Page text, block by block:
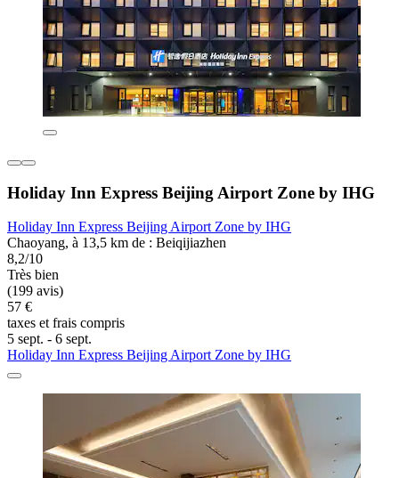
Holiday Inn Express Beijing Airport Zone by IHG
Holiday Inn Express Beijing Airport Zone by IHG
Chaoyang, à 13,5 km de : Beiqijiazhen
8,2/10
Très bien
(199 avis)
57 €
taxes et frais compris
5 sept. - 6 sept.
Holiday Inn Express Beijing Airport Zone by IHG